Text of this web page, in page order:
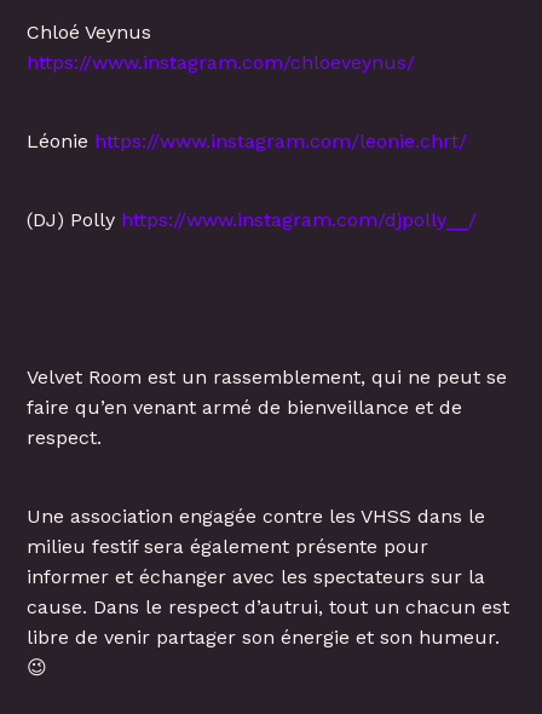
Chloé Veynus
https://www.instagram.com/chloeveynus/
Léonie https://www.instagram.com/leonie.chrt/
(DJ) Polly https://www.instagram.com/djpolly__/
Velvet Room est un rassemblement, qui ne peut se
faire qu’en venant armé de bienveillance et de
respect.
Une association engagée contre les VHSS dans le
milieu festif sera également présente pour
informer et échanger avec les spectateurs sur la
cause. Dans le respect d’autrui, tout un chacun est
libre de venir partager son énergie et son humeur.
😉